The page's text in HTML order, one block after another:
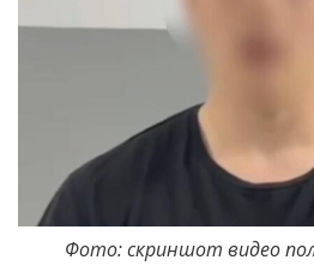
Фото: скриншот видео